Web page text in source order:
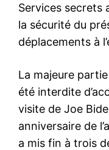
Services secrets
la sécurité du
déplacements à
La majeure
été interdite
visite de Joe
anniversaire de
a mis fin à trois